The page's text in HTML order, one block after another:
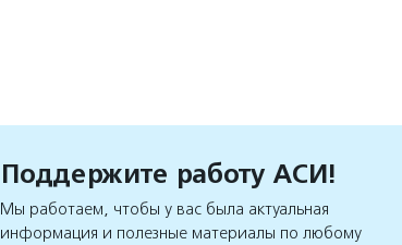
Поддержите работу АСИ!
Мы работаем, чтобы у вас была актуальная
информация и полезные материалы по любому